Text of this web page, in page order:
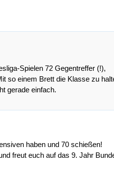
Spielen 72 Gegentreffer (!),
so einem Brett die Klasse zu
gerade einfach.
haben und 70 schießen!
freut euch auf das 9. Jahr